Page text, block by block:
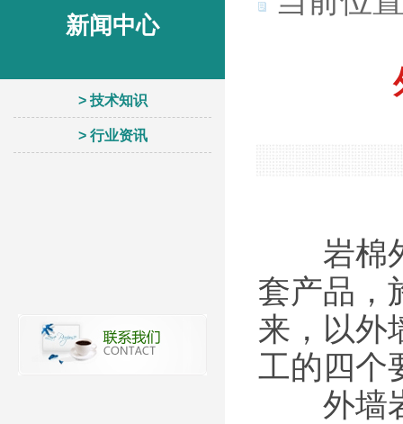
新闻中心
> 技术知识
> 行业资讯
岩棉外
套产品，
来，以外
工的四个
外墙